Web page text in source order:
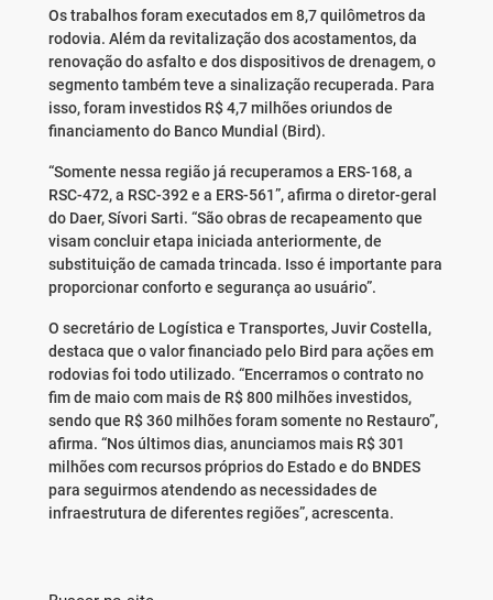
Os trabalhos foram executados em 8,7 quilômetros da
rodovia. Além da revitalização dos acostamentos, da
renovação do asfalto e dos dispositivos de drenagem, o
segmento também teve a sinalização recuperada. Para
isso, foram investidos R$ 4,7 milhões oriundos de
financiamento do Banco Mundial (Bird).
“Somente nessa região já recuperamos a ERS-168, a
RSC-472, a RSC-392 e a ERS-561”, afirma o diretor-geral
do Daer, Sívori Sarti. “São obras de recapeamento que
visam concluir etapa iniciada anteriormente, de
substituição de camada trincada. Isso é importante para
proporcionar conforto e segurança ao usuário”.
O secretário de Logística e Transportes, Juvir Costella,
destaca que o valor financiado pelo Bird para ações em
rodovias foi todo utilizado. “Encerramos o contrato no
fim de maio com mais de R$ 800 milhões investidos,
sendo que R$ 360 milhões foram somente no Restauro”,
afirma. “Nos últimos dias, anunciamos mais R$ 301
milhões com recursos próprios do Estado e do BNDES
para seguirmos atendendo as necessidades de
infraestrutura de diferentes regiões”, acrescenta.